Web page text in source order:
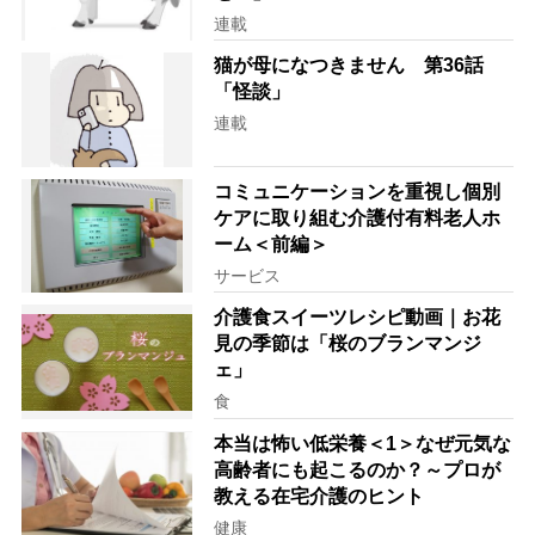
連載
猫が母になつきません 第36話
「怪談」
連載
コミュニケーションを重視し個別
ケアに取り組む介護付有料老人ホ
ーム＜前編＞
サービス
介護食スイーツレシピ動画｜お花
見の季節は「桜のブランマンジ
ェ」
食
本当は怖い低栄養＜1＞なぜ元気な
高齢者にも起こるのか？～プロが
教える在宅介護のヒント
健康